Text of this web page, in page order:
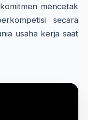
mencetak
secara
usaha kerja saat